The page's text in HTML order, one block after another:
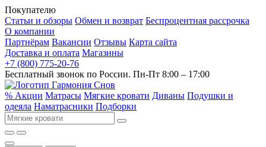
Покупателю
Статьи и обзоры Обмен и возврат Беспроцентная рассрочка
О компании
Партнёрам Вакансии Отзывы Карта сайта
Доставка и оплата Магазины
+7 (800) 775-20-76
Бесплатный звонок по России. Пн-Пт 8:00 – 17:00
% Акции Матрасы Мягкие кровати Диваны Подушки и
одеяла Наматрасники Подборки